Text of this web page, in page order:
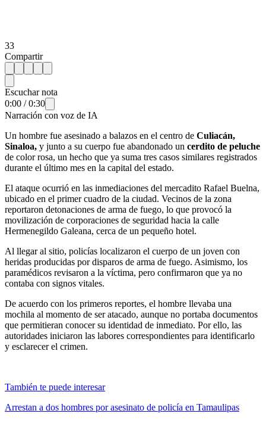
33
Compartir
Escuchar nota
0:00 /0:30
Narración con voz de IA
Un hombre fue asesinado a balazos en el centro de Culiacán,
Sinaloa, y junto a su cuerpo fue abandonado un cerdito de peluche
de color rosa, un hecho que ya suma tres casos similares registrados
durante el último mes en la capital del estado.
El ataque ocurrió en las inmediaciones del mercadito Rafael Buelna,
ubicado en el primer cuadro de la ciudad. Vecinos de la zona
reportaron detonaciones de arma de fuego, lo que provocó la
movilización de corporaciones de seguridad hacia la calle
Hermenegildo Galeana, cerca de un pequeño hotel.
Al llegar al sitio, policías localizaron el cuerpo de un joven con
heridas producidas por disparos de arma de fuego. Asimismo, los
paramédicos revisaron a la víctima, pero confirmaron que ya no
contaba con signos vitales.
De acuerdo con los primeros reportes, el hombre llevaba una
mochila al momento de ser atacado, aunque no portaba documentos
que permitieran conocer su identidad de inmediato. Por ello, las
autoridades iniciaron las labores correspondientes para identificarlo
y esclarecer el crimen.
También te puede interesar
Arrestan a dos hombres por asesinato de policía en Tamaulipas